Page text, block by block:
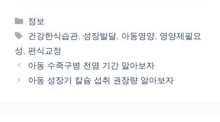
Categories
정보
Tags
건강한식습관, 성장발달, 아동영양, 영양제필요
성, 편식교정
아동 수족구병 전염 기간 알아보자
아동 성장기 칼슘 섭취 권장량 알아보자